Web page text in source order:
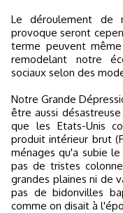
Le déroulement de
provoque seront
terme peuvent
remodelant notre
sociaux selon des
Notre Grande
être aussi
que les Etats-Unis
produit intérieur brut
ménages qu'a subie
pas de tristes
grandes plaines ni de
pas de bidonvilles
comme on disait à